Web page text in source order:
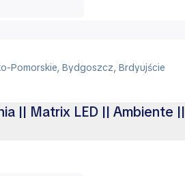
Pomorskie, Bydgoszcz, Brdyujście
|| Matrix LED || Ambiente ||